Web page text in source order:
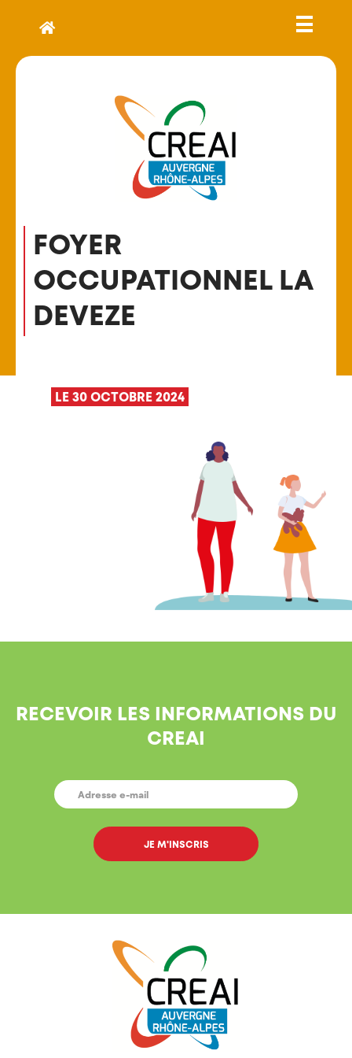
FOYER
OCCUPATIONNEL LA
DEVEZE
LE 30 OCTOBRE 2024
RECEVOIR LES INFORMATIONS DU
CREAI
E-
MAIL *